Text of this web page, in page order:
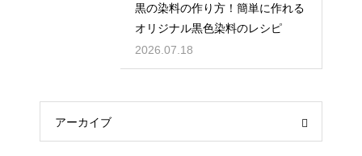
黒の染料の作り方！簡単に作れる
オリジナル黒色染料のレシピ
2026.07.18
アーカイブ